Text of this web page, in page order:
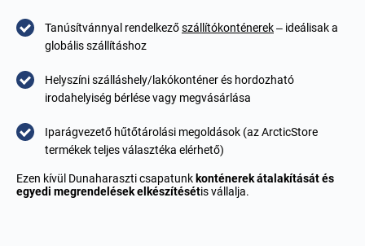
Tanúsítvánnyal rendelkezőszállítókonténerek– ideálisak a
globális szállításhoz
Helyszíni szálláshely/lakókonténer és hordozható
irodahelyiség bérlése vagy megvásárlása
Iparágvezető hűtőtárolási megoldások (az ArcticStore
termékek teljes választéka elérhető)
Ezen kívül Dunaharaszti csapatunk konténerek átalakításátés
egyedi megrendelések elkészítésétis vállalja.